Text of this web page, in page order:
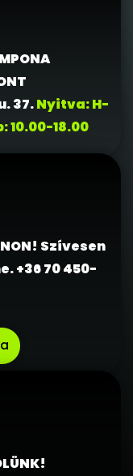
37.Nyitva: H-
10.00-18.00
Szívesen
+36 70 450-